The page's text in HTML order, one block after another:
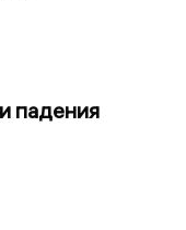
падения